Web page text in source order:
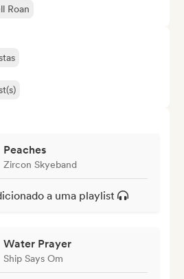
Roan
Peaches
Zircon Skyeband
a uma playlist
Water Prayer
Ship Says Om